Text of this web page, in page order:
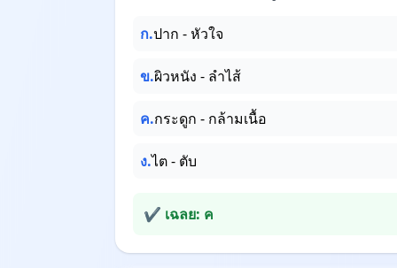
ก.ปาก - หัวใจ
ข.ผิวหนัง - ลำไส้
ค.กระดูก - กล้ามเนื้อ
ง.ไต - ตับ
✔ เฉลย: ค